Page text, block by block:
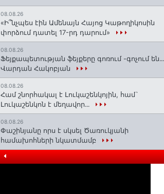
08.08.26
«Ի՞նչպես էին Ամենայն Հայոց Կաթողիկոսին
փորձում դատել 17-րդ դարում»
08.08.26
Ֆեյքապետության ֆեյքերը գոռում -գոչում են․․․
Վարդան Հակոբյան
08.08.26
Համ շնորհակալ է Լուկաշենկոյին, համ`
Լուկաշենկոն է մեղավոր․․․
08.08.26
Փաշինյանը որս է սկսել Ծառուկյանի
համախոհների նկատմամբ